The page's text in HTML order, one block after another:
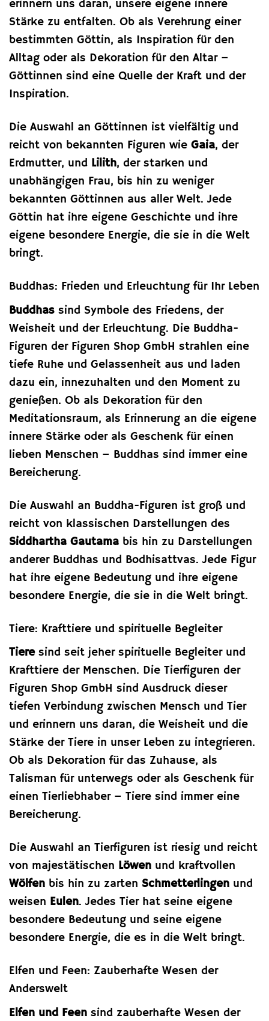
erinnern uns daran, unsere eigene innere
Stärke zu entfalten. Ob als Verehrung einer
bestimmten Göttin, als Inspiration für den
Alltag oder als Dekoration für den Altar –
Göttinnen sind eine Quelle der Kraft und der
Inspiration.
Die Auswahl an Göttinnen ist vielfältig und
reicht von bekannten Figuren wie Gaia, der
Erdmutter, und Lilith, der starken und
unabhängigen Frau, bis hin zu weniger
bekannten Göttinnen aus aller Welt. Jede
Göttin hat ihre eigene Geschichte und ihre
eigene besondere Energie, die sie in die Welt
bringt.
Buddhas: Frieden und Erleuchtung für Ihr Leben
Buddhas sind Symbole des Friedens, der
Weisheit und der Erleuchtung. Die Buddha-
Figuren der Figuren Shop GmbH strahlen eine
tiefe Ruhe und Gelassenheit aus und laden
dazu ein, innezuhalten und den Moment zu
genießen. Ob als Dekoration für den
Meditationsraum, als Erinnerung an die eigene
innere Stärke oder als Geschenk für einen
lieben Menschen – Buddhas sind immer eine
Bereicherung.
Die Auswahl an Buddha-Figuren ist groß und
reicht von klassischen Darstellungen des
Siddhartha Gautama bis hin zu Darstellungen
anderer Buddhas und Bodhisattvas. Jede Figur
hat ihre eigene Bedeutung und ihre eigene
besondere Energie, die sie in die Welt bringt.
Tiere: Krafttiere und spirituelle Begleiter
Tieresind seit jeher spirituelle Begleiter und
Krafttiere der Menschen. Die Tierfiguren der
Figuren Shop GmbH sind Ausdruck dieser
tiefen Verbindung zwischen Mensch und Tier
und erinnern uns daran, die Weisheit und die
Stärke der Tiere in unser Leben zu integrieren.
Ob als Dekoration für das Zuhause, als
Talisman für unterwegs oder als Geschenk für
einen Tierliebhaber – Tiere sind immer eine
Bereicherung.
Die Auswahl an Tierfiguren ist riesig und reicht
von majestätischen Löwen und kraftvollen
Wölfen bis hin zu zarten Schmetterlingen und
weisen Eulen. Jedes Tier hat seine eigene
besondere Bedeutung und seine eigene
besondere Energie, die es in die Welt bringt.
Elfen und Feen: Zauberhafte Wesen der
Anderswelt
Elfen und Feen sind zauberhafte Wesen der